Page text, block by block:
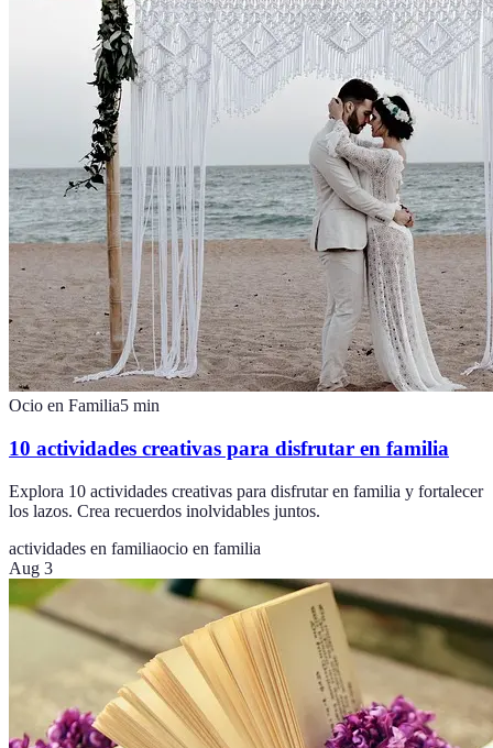
Ocio en Familia5 min
10 actividades creativas para disfrutar en familia
Explora 10 actividades creativas para disfrutar en familia y fortalecer
los lazos. Crea recuerdos inolvidables juntos.
actividades en familiaocio en familia
Aug 3